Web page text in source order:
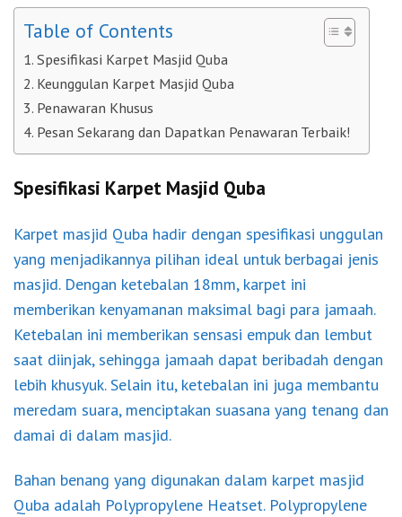
Table of Contents
Spesifikasi Karpet Masjid Quba
Keunggulan Karpet Masjid Quba
Penawaran Khusus
Pesan Sekarang dan Dapatkan Penawaran Terbaik!
Spesifikasi Karpet Masjid Quba
Karpet masjid Quba hadir dengan spesifikasi unggulan
yang menjadikannya pilihan ideal untuk berbagai jenis
masjid. Dengan ketebalan 18mm, karpet ini
memberikan kenyamanan maksimal bagi para jamaah.
Ketebalan ini memberikan sensasi empuk dan lembut
saat diinjak, sehingga jamaah dapat beribadah dengan
lebih khusyuk. Selain itu, ketebalan ini juga membantu
meredam suara, menciptakan suasana yang tenang dan
damai di dalam masjid.
Bahan benang yang digunakan dalam karpet masjid
Quba adalah Polypropylene Heatset. Polypropylene